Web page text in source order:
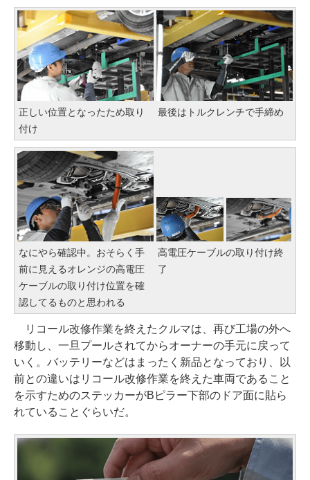
正しい位置となったため取り
付け
最後はトルクレンチで手締め
なにやら確認中。おそらく手
前に見えるオレンジの高電圧
ケーブルの取り付け位置を確
認してるものと思われる
高電圧ケーブルの取り付け終
了
リコール改修作業を終えたクルマは、再び工場の外へ
移動し、一旦プールされてからオーナーの手元に戻って
いく。バッテリーなどはまったく新品となっており、以
前との違いはリコール改修作業を終えた車両であること
を示すためのステッカーがBピラー下部のドア面に貼ら
れていることぐらいだ。